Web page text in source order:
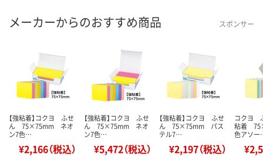
メーカーからのおすすめ商品 スポンサー
【強粘着】コクヨ ふせ
ん 75×75mm ネオ
ン7色…
¥2,166（税込）
【強粘着】コクヨ ふせ
ん 75×75mm ネオ
ン7色…
¥5,472（税込）
【強粘着】コクヨ ふせ
ん 75×75mm パス
テル7…
¥2,197（税込）
コクヨ
粘着
色アソ